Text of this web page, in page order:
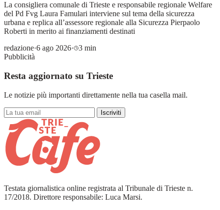
La consigliera comunale di Trieste e responsabile regionale Welfare
del Pd Fvg Laura Famulari interviene sul tema della sicurezza
urbana e replica all’assessore regionale alla Sicurezza Pierpaolo
Roberti in merito ai finanziamenti destinati
redazione·6 ago 2026·
3 min
Pubblicità
Resta aggiornato su Trieste
Le notizie più importanti direttamente nella tua casella mail.
Iscriviti
Testata giornalistica online registrata al Tribunale di Trieste n.
17/2018. Direttore responsabile: Luca Marsi.